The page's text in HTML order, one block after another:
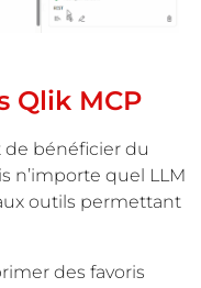
Qlik MCP
de bénéficier du
n’importe quel LLM
outils permettant
des favoris